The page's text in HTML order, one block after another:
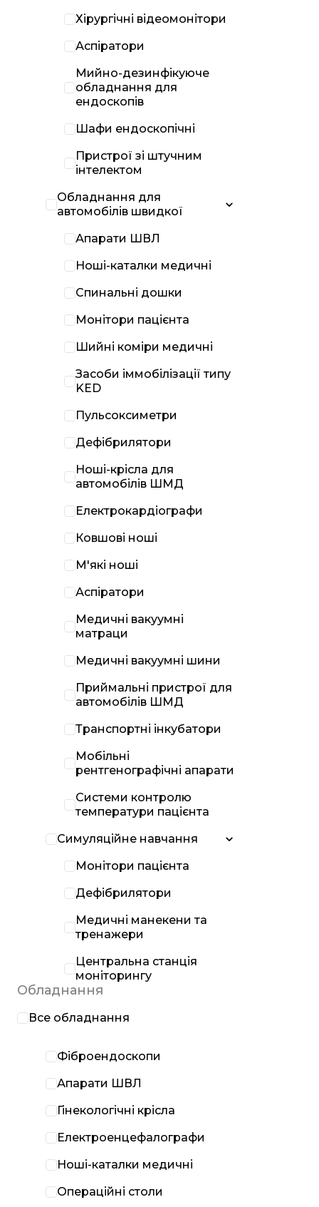
Хірургічні відеомонітори
Аспіратори
Мийно-дезинфікуюче
обладнання для
ендоскопів
Шафи ендоскопічні
Пристрої зі штучним
інтелектом
Обладнання для
автомобілів швидкої
Апарати ШВЛ
Ноші-каталки медичні
Спинальні дошки
Монітори пацієнта
Шийні коміри медичні
Засоби іммобілізації типу
KED
Пульсоксиметри
Дефібрилятори
Ноші-крісла для
автомобілів ШМД
Електрокардіографи
Ковшові ноші
М'які ноші
Аспіратори
Медичні вакуумні
матраци
Медичні вакуумні шини
Приймальні пристрої для
автомобілів ШМД
Транспортні інкубатори
Мобільні
рентгенографічні апарати
Системи контролю
температури пацієнта
Симуляційне навчання
Монітори пацієнта
Дефібрилятори
Медичні манекени та
тренажери
Центральна станція
моніторингу
Обладнання
Все обладнання
Фіброендоскопи
Апарати ШВЛ
Гінекологічні крісла
Електроенцефалографи
Ноші-каталки медичні
Операційні столи